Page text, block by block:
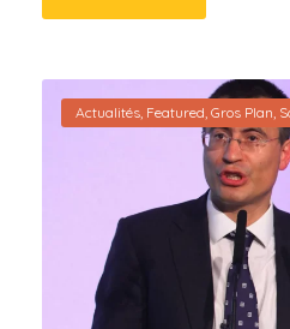
Actualités, Featured, Gros Plan,